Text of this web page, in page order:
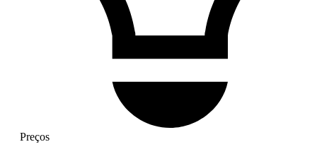
Preços